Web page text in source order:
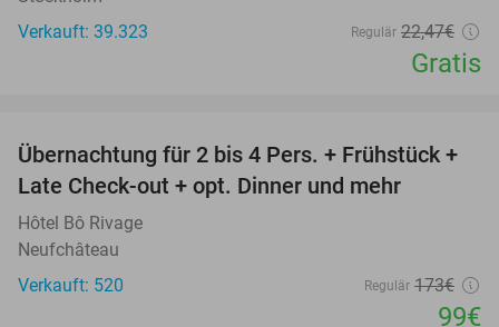
Verkauft: 39.323
Regulär 22,47€
Gratis
43%
Übernachtung für 2 bis 4 Pers. + Frühstück +
Late Check-out + opt. Dinner und mehr
Hôtel Bô Rivage
Neufchâteau
Verkauft: 520
Regulär 173€
99€